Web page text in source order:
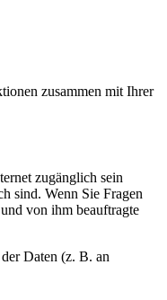
zusammen mit Ihrer
zugänglich sein
sind. Wenn Sie Fragen
von ihm beauftragte
Daten (z. B. an